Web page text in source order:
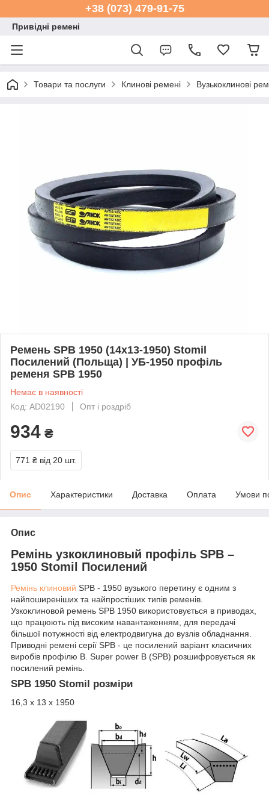
+38 (073) 479-91-75
Привідні ремені
Товари та послуги Клинові ремені Вузькоклинові
Ремень SPB 1950 (14х13-1950) Stomil
Посилений (Польща) | УБ-1950 профіль
ременя SPB 1950
Немає в наявності
Код: AD02190
Опт і роздріб
934 ₴
771 ₴ від 20 шт.
Опис Характеристики Доставка Оплата Умови
Опис
Ремінь узкоклиновый профіль SPB –
1950 Stomil Посилений
Ремінь клиновий SPB - 1950 вузького перетину є одним з
найпоширеніших та найпростіших типів ременів.
Узкоклиновой ремень SPB 1950 використовується в приводах,
що працюють під високим навантаженням, для передачі
більшої потужності від електродвигуна до вузлів обладнання.
Приводні ремені серії SPB - це посилений варіант класичних
виробів профілю B. Super power B (SPB) розшифровується як
посилений ремінь.
SPB 1950 Stomil розміри
16,3 х 13 х 1950